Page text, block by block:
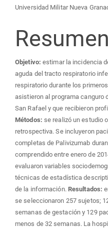
Universidad Militar Nueva
Resumen
Objetivo: estimar la incidencia
aguda del tracto respiratorio
respiratorio durante los
asistieron al programa canguro
San Rafael y que recibieron
Métodos: se realizó un estudio
retrospectiva. Se incluyeron
completas de Palivizumab
comprendido entre enero de
evaluaron variables
técnicas de estadística
de la información. Resultados:
se seleccionaron 257 sujetos;
semanas de gestación y 129
menos de 32 semanas. La